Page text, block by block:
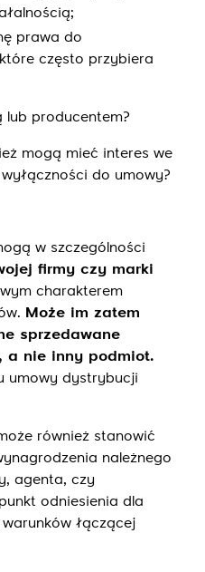
prawa do
często przybiera
lub producentem?
mogą mieć interes we
do umowy?
w szczególności
firmy czy marki
charakterem
Może im zatem
sprzedawane
a nie inny podmiot.
umowy dystrybucji
również stanowić
należnego
agenta, czy
odniesienia dla
łączącej